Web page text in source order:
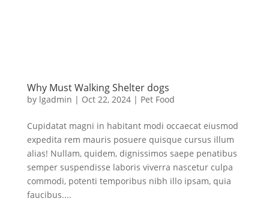
Why Must Walking Shelter dogs
by lgadmin | Oct 22, 2024| Pet Food
Cupidatat magni in habitant modi occaecat eiusmod
expedita rem mauris posuere quisque cursus illum
alias! Nullam, quidem, dignissimos saepe penatibus
semper suspendisse laboris viverra nascetur culpa
commodi, potenti temporibus nibh illo ipsam, quia
faucibus....